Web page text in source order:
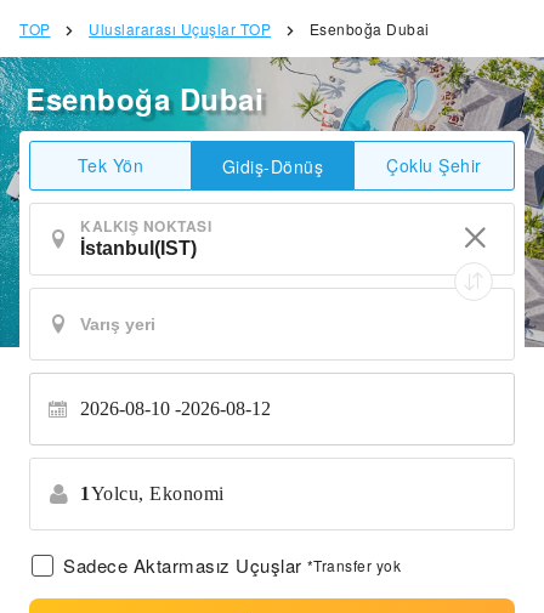
TOP Uluslararası Uçuşlar TOP Esenboğa Dubai
Esenboğa Dubai
Tek Yön Gidiş-Dönüş Çoklu Şehir
KALKIŞ NOKTASI
2026-08-10 2026-08-12
1Yolcu, Ekonomi
Sadece Aktarmasız Uçuşlar *Transfer yok